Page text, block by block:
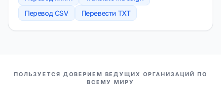
Перевод CSV
Перевести TXT
НАШИ ПАРТНЕРЫ
ПОЛЬЗУЕТСЯ ДОВЕРИЕМ ВЕДУЩИХ ОРГАНИЗАЦИЙ ПО
ВСЕМУ МИРУ